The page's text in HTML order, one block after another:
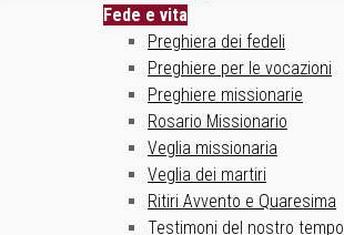
Fede e vita
Preghiera dei fedeli
Preghiere per le vocazioni
Preghiere missionarie
Rosario Missionario
Veglia missionaria
Veglia dei martiri
Ritiri Avvento e Quaresima
Testimoni del nostro tempo